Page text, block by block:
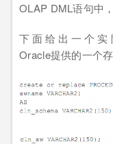
OLAP DML语句中
下面给出一个实
Oracle提供的一个